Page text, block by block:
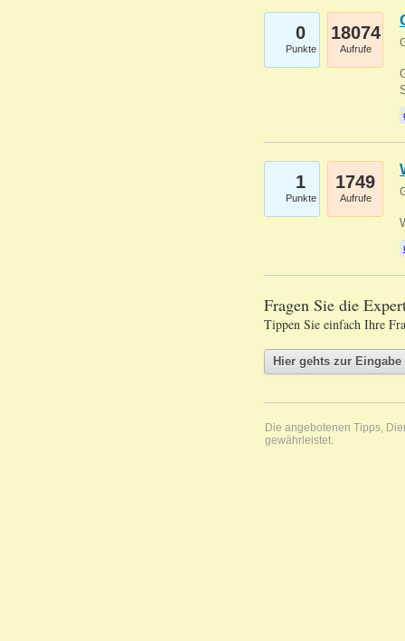
0
Punkte
18074
Aufrufe
1
Punkte
1749
Aufrufe
Fragen Sie die
Tippen Sie einfach Ihre
Die angebotenen Tipps,
gewährleistet.